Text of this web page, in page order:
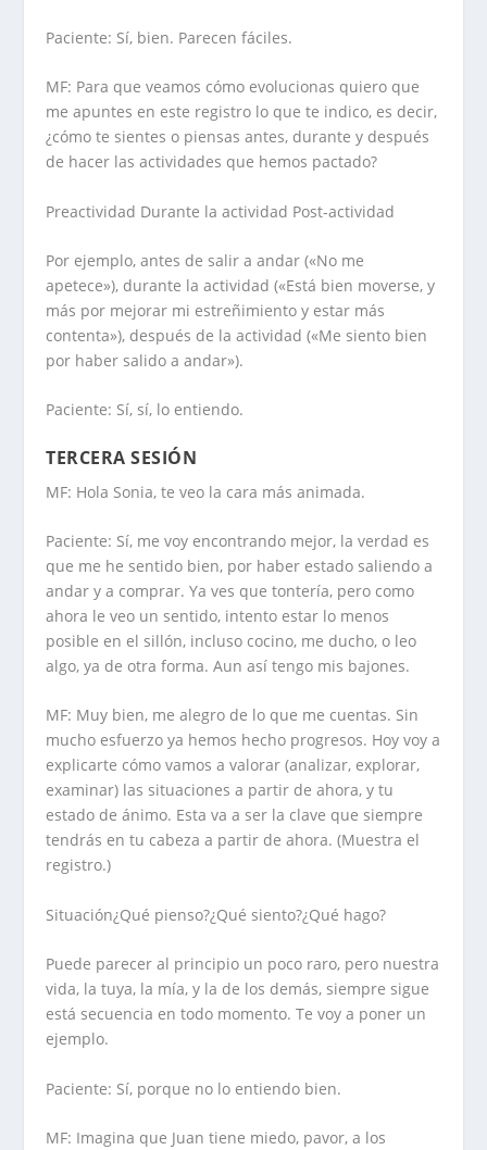
Paciente: Sí, bien. Parecen fáciles.
MF: Para que veamos cómo evolucionas quiero que
me apuntes en este registro lo que te indico, es decir,
¿cómo te sientes o piensas antes, durante y después
de hacer las actividades que hemos pactado?
Preactividad Durante la actividad Post-actividad
Por ejemplo, antes de salir a andar («No me
apetece»), durante la actividad («Está bien moverse, y
más por mejorar mi estreñimiento y estar más
contenta»), después de la actividad («Me siento bien
por haber salido a andar»).
Paciente: Sí, sí, lo entiendo.
TERCERA SESIÓN
MF: Hola Sonia, te veo la cara más animada.
Paciente: Sí, me voy encontrando mejor, la verdad es
que me he sentido bien, por haber estado saliendo a
andar y a comprar. Ya ves que tontería, pero como
ahora le veo un sentido, intento estar lo menos
posible en el sillón, incluso cocino, me ducho, o leo
algo, ya de otra forma. Aun así tengo mis bajones.
MF: Muy bien, me alegro de lo que me cuentas. Sin
mucho esfuerzo ya hemos hecho progresos. Hoy voy a
explicarte cómo vamos a valorar (analizar, explorar,
examinar) las situaciones a partir de ahora, y tu
estado de ánimo. Esta va a ser la clave que siempre
tendrás en tu cabeza a partir de ahora. (Muestra el
registro.)
Situación¿Qué pienso?¿Qué siento?¿Qué hago?
Puede parecer al principio un poco raro, pero nuestra
vida, la tuya, la mía, y la de los demás, siempre sigue
está secuencia en todo momento. Te voy a poner un
ejemplo.
Paciente: Sí, porque no lo entiendo bien.
MF: Imagina que Juan tiene miedo, pavor, a los